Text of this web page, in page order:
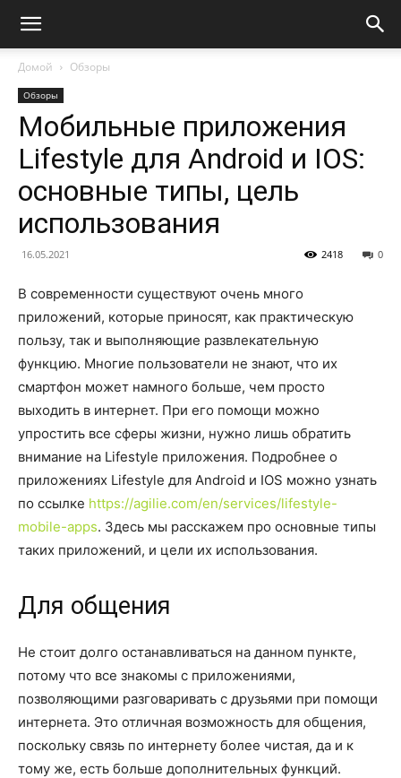
Домой Обзоры
Обзоры
Мобильные приложения
Lifestyle для Android и IOS:
основные типы, цель
использования
16.05.2021 0
2418
В современности существуют очень много
приложений, которые приносят, как практическую
пользу, так и выполняющие развлекательную
функцию. Многие пользователи не знают, что их
смартфон может намного больше, чем просто
выходить в интернет. При его помощи можно
упростить все сферы жизни, нужно лишь обратить
внимание на Lifestyle приложения. Подробнее о
приложениях Lifestyle для Android и IOS можно узнать
по ссылке https://agilie.com/en/services/lifestyle-
mobile-apps. Здесь мы расскажем про основные типы
таких приложений, и цели их использования.
Для общения
Не стоит долго останавливаться на данном пункте,
потому что все знакомы с приложениями,
позволяющими разговаривать с друзьями при помощи
интернета. Это отличная возможность для общения,
поскольку связь по интернету более чистая, да и к
тому же, есть больше дополнительных функций.